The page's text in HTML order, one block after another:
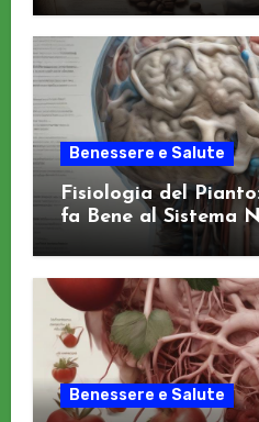
Benessere e Salute
Fisiologia del
fa Bene al Sistema
Benessere e Salute